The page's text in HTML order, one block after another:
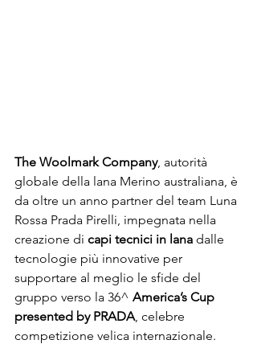
The Woolmark Company, autorità
globale della lana Merino australiana, è
da oltre un anno partner del team Luna
Rossa Prada Pirelli, impegnata nella
creazione di capi tecnici in lana dalle
tecnologie più innovative per
supportare al meglio le sfide del
gruppo verso la 36^ America’s Cup
presented by PRADA , celebre
competizione velica internazionale.